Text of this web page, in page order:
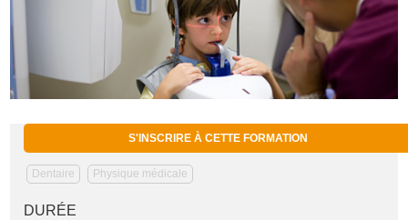
S'INSCRIRE À CETTE FORMATION
Dentaire Physique médicale
DURÉE